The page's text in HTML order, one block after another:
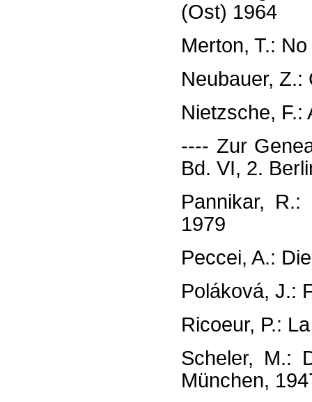
(Ost) 1964
Merton, T.:
Neubauer, Z.:
Nietzsche, F.:
---- Zur
Bd. VI, 2.
Pannikar, R.:
1979
Peccei, A.:
Poláková, J.:
Ricoeur, P.:
Scheler, M.:
München,